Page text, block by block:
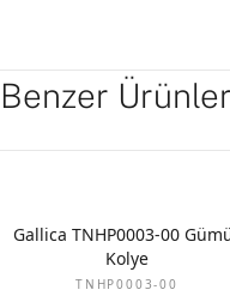
Benzer Ürünler
Gallica TNHP0003-00
Kolye
TNHP0003-00